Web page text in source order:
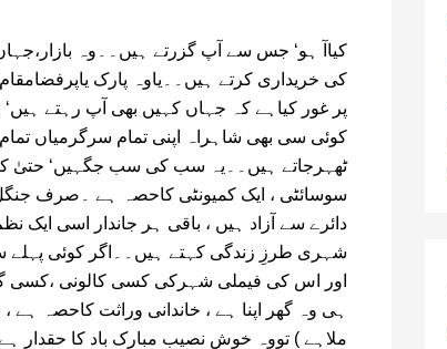
کیاآ ہو‘ جس سے آپ گزرتے ہیں۔۔وہ
کی خریداری کرتے ہیں۔۔یاوہ پارک
پر غور کیاہے کہ جہاں کہیں بھی آپ رہتے
کوئی سی بھی شاہراہ اپنی تمام سرگرمیاں
ٹھہرجاتے ہیں۔۔یہ سب کی سب جگہیں‘ حتیٰ کہ
سوسائٹی ، ایک کمیونٹی کاحصہ ہے ۔صرف
دائرے سے آزاد ہیں ، باقی ہر جاندار اسی ایک
شہری طرزِ زندگی کہتے ہیں۔۔اگر کوئی پہلے
اور اس کی فیملی شہرکی کسی کالونی ،کسی
ہی وہ گھر اپنا ہے ، خاندانی وراثت کاحصہ
ملاہے ) تووہ خوش نصیب مبارک باد کا حقدار